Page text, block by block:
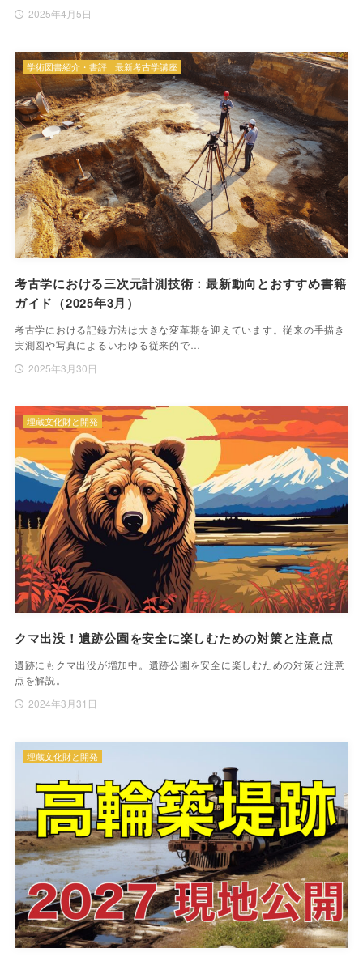
2025年4月5日
考古学における三次元計測技術：最新動向とおすすめ書籍
ガイド（2025年3月）
考古学における記録方法は大きな変革期を迎えています。従来の手描き
実測図や写真によるいわゆる従来的で…
2025年3月30日
学術図書紹介・書評 最新考古学講座
クマ出没！遺跡公園を安全に楽しむための対策と注意点
遺跡にもクマ出没が増加中。遺跡公園を安全に楽しむための対策と注意
点を解説。
2024年3月31日
埋蔵文化財と開発
埋蔵文化財と開発